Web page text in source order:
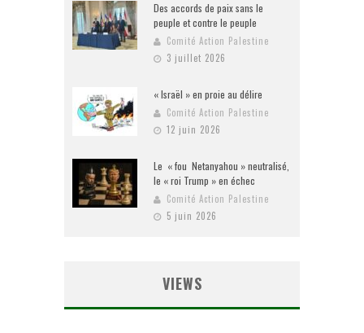
Des accords de paix sans le
peuple et contre le peuple
Comité Action Palestine
3 juillet 2026
« Israël » en proie au délire
Comité Action Palestine
12 juin 2026
Le « fou Netanyahou » neutralisé,
le « roi Trump » en échec
Comité Action Palestine
5 juin 2026
VIEWS